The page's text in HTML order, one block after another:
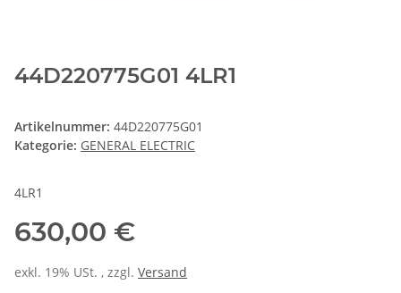
44D220775G01 4LR1
Artikelnummer: 44D220775G01
Kategorie: GENERAL ELECTRIC
4LR1
630,00 €
exkl. 19% USt. , zzgl. Versand